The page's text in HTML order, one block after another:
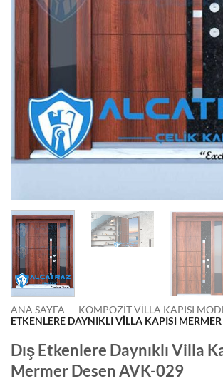
ANA SAYFA - KOMPOZIT VILLA KAPISI
ETKENLERE DAYNIKLI VILLA KAPISI
Dış Etkenlere Daynıklı Villa
Mermer Desen AVK-029